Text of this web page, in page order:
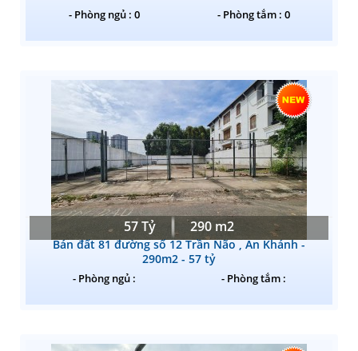
- Phòng ngủ : 0 - Phòng tắm : 0
57 Tỷ 290 m2
Bán đất 81 đường số 12 Trần Não , An Khánh -
290m2 - 57 tỷ
- Phòng ngủ : - Phòng tắm :